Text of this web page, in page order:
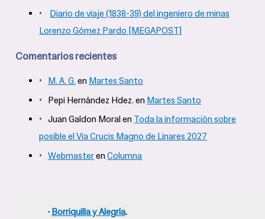
Diario de viaje (1838-39) del ingeniero de minas
Lorenzo Gómez Pardo [MEGAPOST]
Comentarios recientes
M. A. G. en Martes Santo
Pepi Hernández Hdez. en Martes Santo
Juan Galdon Moralen Toda la información sobre
posible el Via Crucis Magno de Linares 2027
WebmasterenColumna
· Borriquilla y Alegría.